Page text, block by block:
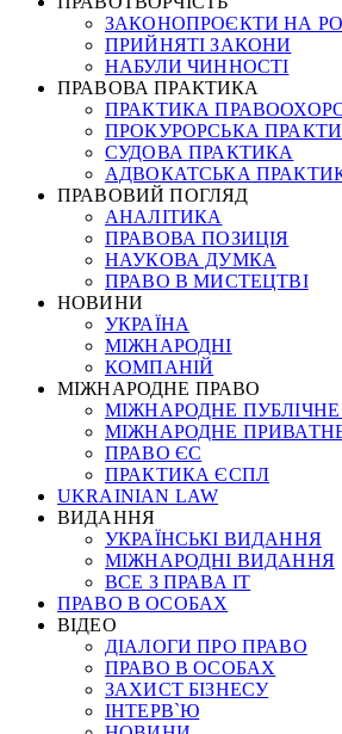
ЗАКОНОПРОЄКТИ НА
ПРИЙНЯТІ ЗАКОНИ
НАБУЛИ ЧИННОСТІ
ПРАВОВА ПРАКТИКА
ПРАКТИКА
ПРОКУРОРСЬКА
СУДОВА ПРАКТИКА
АДВОКАТСЬКА
ПРАВОВИЙ ПОГЛЯД
АНАЛІТИКА
ПРАВОВА ПОЗИЦІЯ
НАУКОВА ДУМКА
ПРАВО В МИСТЕЦТВІ
НОВИНИ
УКРАЇНА
МІЖНАРОДНІ
КОМПАНІЙ
МІЖНАРОДНЕ ПРАВО
МІЖНАРОДНЕ
МІЖНАРОДНЕ
ПРАВО ЄС
ПРАКТИКА ЄСПЛ
UKRAINIAN LAW
ВИДАННЯ
УКРАЇНСЬКІ ВИДАННЯ
МІЖНАРОДНІ ВИДАННЯ
ВСЕ З ПРАВА ІТ
ПРАВО В ОСОБАХ
ВІДЕО
ДІАЛОГИ ПРО ПРАВО
ПРАВО В ОСОБАХ
ЗАХИСТ БІЗНЕСУ
ІНТЕРВ`Ю